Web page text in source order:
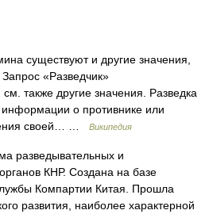
существуют и другие значения,
«Разведчик»
также другие значения. Разведка
информации о противнике или
своей… …
Википедия
разведывательных и
КНР. Создана на базе
Компартии Китая. Прошла
развития, наиболее характерной